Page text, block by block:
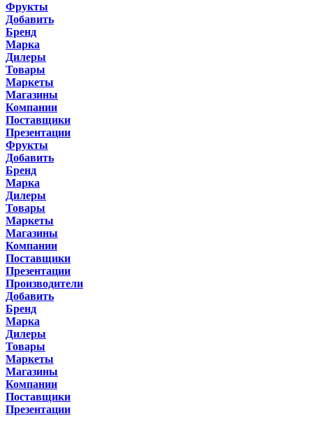
Фрукты
Добавить
Бренд
Марка
Дилеры
Товары
Маркеты
Магазины
Компании
Поставщики
Презентации
Фрукты
Добавить
Бренд
Марка
Дилеры
Товары
Маркеты
Магазины
Компании
Поставщики
Презентации
Производители
Добавить
Бренд
Марка
Дилеры
Товары
Маркеты
Магазины
Компании
Поставщики
Презентации